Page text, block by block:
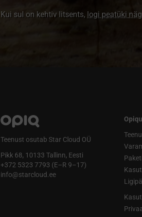
Kui sul on kehtiv litsents, logi peatüki
Teenust osutab Star Cloud OÜ
Pikk 68, 10133 Tallinn, Eesti
+372 5323 7793 (E–R 9–17)
info@starcloud.ee